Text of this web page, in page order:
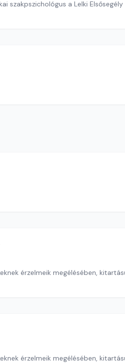
szakpszichológus a Lelki
érzelmeik megélésében,
érzelmeik megélésében,